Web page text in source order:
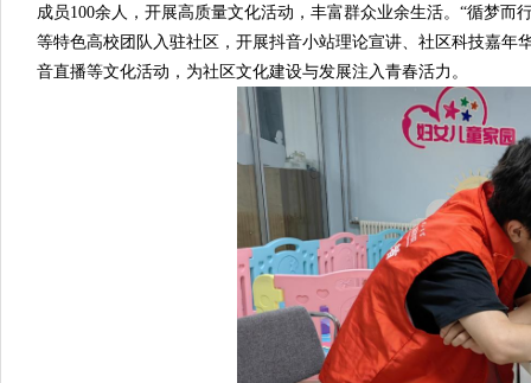
成员100余人，开展高质量文化活动，丰富群众业余生活。“循梦
等特色高校团队入驻社区，开展抖音小站理论宣讲、社区科技嘉年
音直播等文化活动，为社区文化建设与发展注入青春活力。